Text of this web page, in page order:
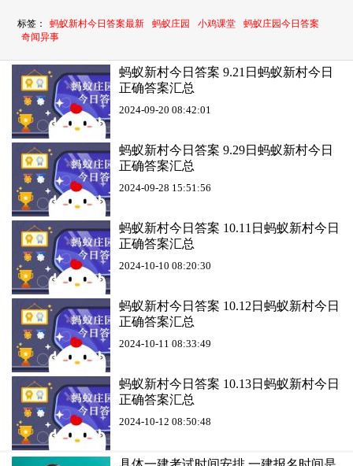
标签： 蚂蚁新村今日答案最新 蚂蚁庄园 小鸡课堂
蚂蚁庄园今日答案
奇闻异事
蚂蚁新村今日答案 9.21日蚂蚁新村今日
正确答案汇总
2024-09-20 08:42:01
蚂蚁新村今日答案 9.29日蚂蚁新村今日
正确答案汇总
2024-09-28 15:51:56
蚂蚁新村今日答案 10.11日蚂蚁新村今日
正确答案汇总
2024-10-10 08:20:30
蚂蚁新村今日答案 10.12日蚂蚁新村今日
正确答案汇总
2024-10-11 08:33:49
蚂蚁新村今日答案 10.13日蚂蚁新村今日
正确答案汇总
2024-10-12 08:50:48